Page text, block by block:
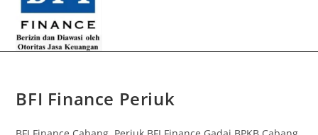
BFI Finance Periuk